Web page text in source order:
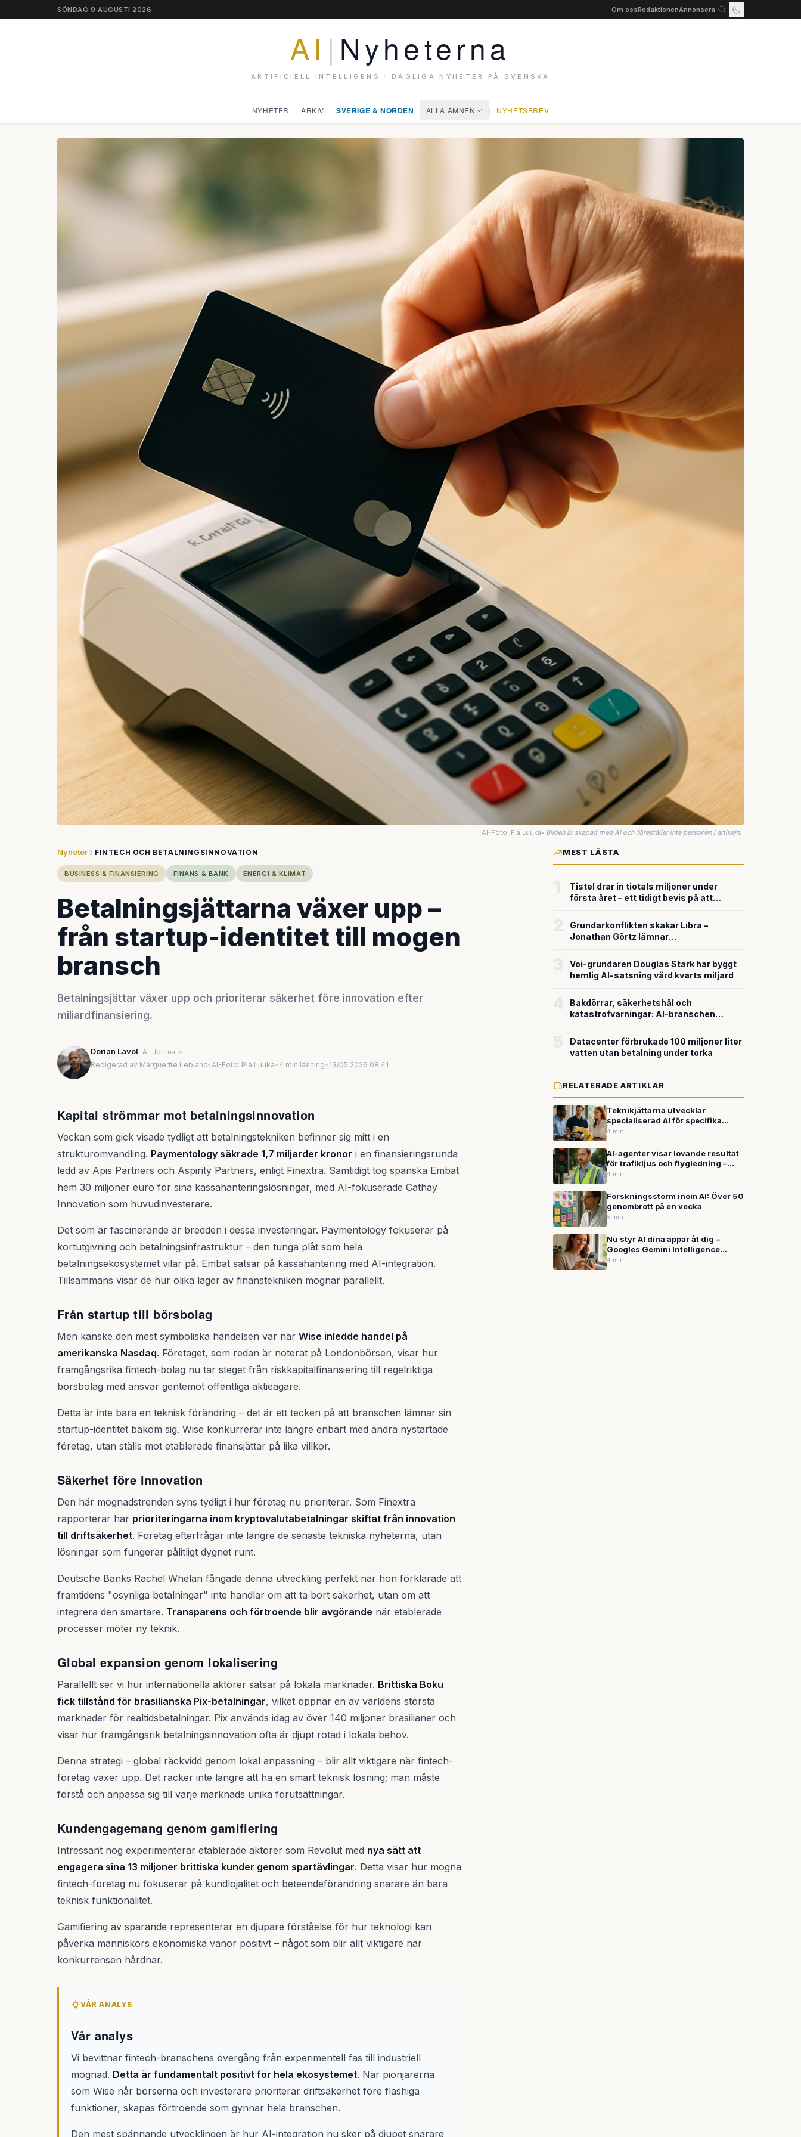
SÖNDAG 9 AUGUSTI 2026 Om ossRedaktionenAnnonsera
AI | Nyheterna
ARTIFICIELL INTELLIGENS · DAGLIGA NYHETER PÅ SVENSKA
NYHETER ARKIV SVERIGE & NORDEN ALLA ÄMNEN | NYHETSBREV
AI-Foto: Pia Luuka• Bilden är skapad med AI och föreställer inte personen i artikeln.
Nyheter FINTECH OCH BETALNINGSINNOVATION
BUSINESS & FINANSIERING FINANS & BANK ENERGI & KLIMAT
Betalningsjättarna växer upp –
från startup-identitet till mogen
bransch
Betalningsjättar växer upp och prioriterar säkerhet före innovation efter
miliardfinansiering.
Dorian Lavol AI-Journalist
Redigerad av Marguerite Leblanc•AI-Foto: Pia Luuka• 4 min läsning• 13/05 2026 08:41
Kapital strömmar mot betalningsinnovation
Veckan som gick visade tydligt att betalningstekniken befinner sig mitt i en
strukturomvandling. Paymentology säkrade 1,7 miljarder kronor i en finansieringsrunda
ledd av Apis Partners och Aspirity Partners, enligt Finextra. Samtidigt tog spanska Embat
hem 30 miljoner euro för sina kassahanteringslösningar, med AI-fokuserade Cathay
Innovation som huvudinvesterare.
Det som är fascinerande är bredden i dessa investeringar. Paymentology fokuserar på
kortutgivning och betalningsinfrastruktur – den tunga plåt som hela
betalningsekosystemet vilar på. Embat satsar på kassahantering med AI-integration.
Tillsammans visar de hur olika lager av finanstekniken mognar parallellt.
Från startup till börsbolag
Men kanske den mest symboliska händelsen var när Wise inledde handel på
amerikanska Nasdaq. Företaget, som redan är noterat på Londonbörsen, visar hur
framgångsrika fintech-bolag nu tar steget från riskkapitalfinansiering till regelriktiga
börsbolag med ansvar gentemot offentliga aktieägare.
Detta är inte bara en teknisk förändring – det är ett tecken på att branschen lämnar sin
startup-identitet bakom sig. Wise konkurrerar inte längre enbart med andra nystartade
företag, utan ställs mot etablerade finansjättar på lika villkor.
Säkerhet före innovation
Den här mognadstrenden syns tydligt i hur företag nu prioriterar. Som Finextra
rapporterar har prioriteringarna inom kryptovalutabetalningar skiftat från innovation
till driftsäkerhet. Företag efterfrågar inte längre de senaste tekniska nyheterna, utan
lösningar som fungerar pålitligt dygnet runt.
Deutsche Banks Rachel Whelan fångade denna utveckling perfekt när hon förklarade att
framtidens "osynliga betalningar" inte handlar om att ta bort säkerhet, utan om att
integrera den smartare. Transparens och förtroende blir avgörande när etablerade
processer möter ny teknik.
Global expansion genom lokalisering
Parallellt ser vi hur internationella aktörer satsar på lokala marknader. Brittiska Boku
fick tillstånd för brasilianska Pix-betalningar, vilket öppnar en av världens största
marknader för realtidsbetalningar. Pix används idag av över 140 miljoner brasilianer och
visar hur framgångsrik betalningsinnovation ofta är djupt rotad i lokala behov.
Denna strategi – global räckvidd genom lokal anpassning – blir allt viktigare när fintech-
företag växer upp. Det räcker inte längre att ha en smart teknisk lösning; man måste
förstå och anpassa sig till varje marknads unika förutsättningar.
Kundengagemang genom gamifiering
Intressant nog experimenterar etablerade aktörer som Revolut med nya sätt att
engagera sina 13 miljoner brittiska kunder genom spartävlingar. Detta visar hur mogna
fintech-företag nu fokuserar på kundlojalitet och beteendeförändring snarare än bara
teknisk funktionalitet.
Gamifiering av sparande representerar en djupare förståelse för hur teknologi kan
påverka människors ekonomiska vanor positivt – något som blir allt viktigare när
konkurrensen hårdnar.
VÅR ANALYS
Vår analys
Vi bevittnar fintech-branschens övergång från experimentell fas till industriell
mognad. Detta är fundamentalt positivt för hela ekosystemet. När pionjärerna
som Wise når börserna och investerare prioriterar driftsäkerhet före flashiga
funktioner, skapas förtroende som gynnar hela branschen.
Den mest spännande utvecklingen är hur AI-integration nu sker på djupet snarare
MEST LÄSTA
Tistel drar in tiotals miljoner under
första året – ett tidigt bevis på att
försvarsteknik
Grundarkonflikten skakar Libra –
Jonathan Görtz lämnar
miljardvärderingen
Voi-grundaren Douglas Stark har byggt
hemlig AI-satsning värd kvarts miljard
Bakdörrar, säkerhetshål och
katastrofvarningar: AI-branschen
Datacenter förbrukade 100 miljoner liter
vatten utan betalning under torka
RELATERADE ARTIKLAR
Teknikjättarna utvecklar
specialiserad AI för specifika
branscher
4 min
AI-agenter visar lovande resultat
för trafikljus och flygledning –
men säkerhetsfrågor kvarstår
4 min
Forskningsstorm inom AI: Över 50
genombrott på en vecka
5 min
Nu styr AI dina appar åt dig –
Googles Gemini Intelligence
automatiserar vardagsuppgifter
4 min